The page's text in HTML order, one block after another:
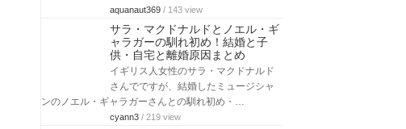
aquanaut369 / 143 view
サラ・マクドナルドとノエル・ギ
ャラガーの馴れ初め！結婚と子
供・自宅と離婚原因まとめ
イギリス人女性のサラ・マクドナルド
さんでですが、結婚したミュージシャ
ンのノエル・ギャラガーさんとの馴れ初め・…
cyann3 / 219 view